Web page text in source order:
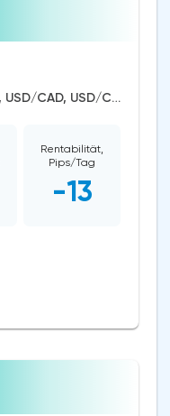
AUD/USD, EUR/USD, GBP/USD, USD/CAD, USD/CHF, USD/JPY, CAD/CHF, EUR/AUD, EUR/NZD, EUR/GBP, CAD/JPY, EUR/CHF, GBP/AUD, GBP/NZD, AUD/NZD, GBP/CHF, NZD/CHF, AUD/CHF, EUR/JPY, CHF/JPY, EUR/CAD, GBP/JPY, NZD/JPY, AUD/JPY, NZD/USD, GBP/CAD, NZD/CAD, AUD/CAD, Litecoin/USD, Ethereum/USD, Bitcoin/USD, US Dollar Index, DAX, Dow Jones, NASDAQ 100, S&P 500, WTI Crude Oil, Natural Gas, Silver, Gold, Copper, Apple, Meta Platforms, Amazon, Tesla Motors
Rentabilität,
Pips/Tag
-13